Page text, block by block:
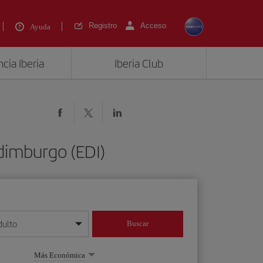
Ayuda Registro Acceso
Iberia Iberia Club
(EDI)
mes/año
Buscar
Más Económica